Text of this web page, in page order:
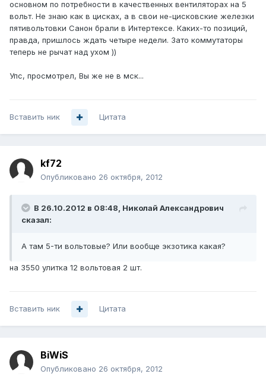
основном по потребности в качественных вентиляторах на 5
вольт. Не знаю как в цисках, а в свои не-цисковские железки
пятивольтовки Санон брали в Интертексе. Каких-то позиций,
правда, пришлось ждать четыре недели. Зато коммутаторы
теперь не рычат над ухом ))
Упс, просмотрел, Вы же не в мск...
Вставить ник Цитата
kf72
Опубликовано 26 октября, 2012
В 26.10.2012 в 08:48, Николай Александрович
сказал:
А там 5-ти вольтовые? Или вообще экзотика какая?
на 3550 улитка 12 вольтовая 2 шт.
Вставить ник Цитата
BiWiS
Опубликовано 26 октября, 2012